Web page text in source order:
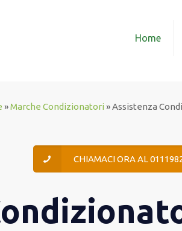
Home
»Marche Condizionatori»Assistenza
CHIAMACI ORA AL